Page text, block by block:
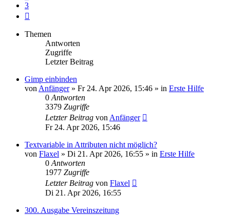
3
Themen
Antworten
Zugriffe
Letzter Beitrag
Gimp einbinden
von Anfänger» Fr 24. Apr 2026, 15:46 » in Erste Hilfe
0 Antworten
3379 Zugriffe
Letzter Beitrag von Anfänger
Fr 24. Apr 2026, 15:46
Textvariable in Attributen nicht möglich?
von Flaxel » Di 21. Apr 2026, 16:55 » in Erste Hilfe
0 Antworten
1977 Zugriffe
Letzter Beitrag von Flaxel
Di 21. Apr 2026, 16:55
300. Ausgabe Vereinszeitung